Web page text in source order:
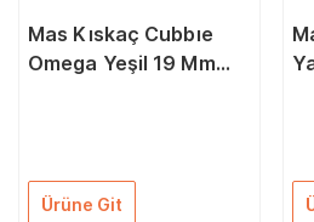
Mas Kıskaç Cubbıe
Omega Yeşil 19 Mm
Ürüne Git